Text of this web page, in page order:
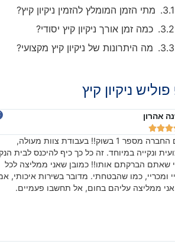
מתי הזמן המומלץ להזמין ניקיון קיץ?
כמה זמן אורך ניקיון קיץ יסודי?
מה היתרונות של ניקיון קיץ מקצועי?
ניקיון קיץ



כזה אדיב והוגן לא ציפיתי. באמת לא ציפיתי!!! כל
עובדים ברמה מקצועית, נהדרת ואחראית!
התהליך ובעיקר בסופו של היום קיבלנו המון טיפים
על הניקיון. תודה רבה מכל הלב. הלוואי שכל
יתנהלו כפי שאתם עכשיו הבית כולו נוצץ